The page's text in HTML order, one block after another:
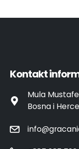
Kontakt
Mula
Bosna i